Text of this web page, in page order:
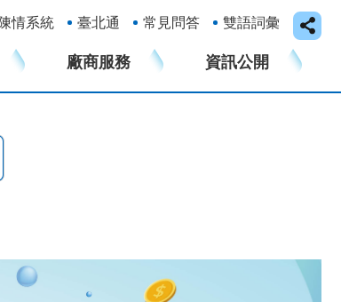
陳情系統 臺北通 常見問答 雙語詞彙
廠商服務 資訊公開
公告。